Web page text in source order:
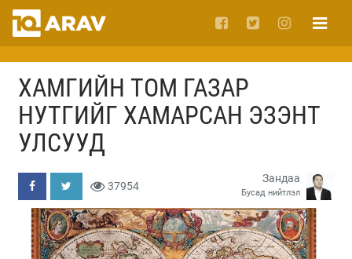
ХАМГИЙН ТОМ ГАЗАР
НУТГИЙГ ХАМАРСАН ЭЗЭНТ
УЛСУУД
37954
Зандаа
Бусад нийтлэл